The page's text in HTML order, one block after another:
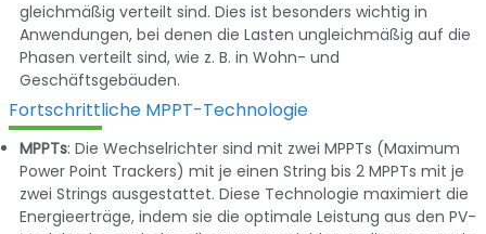
gleichmäßig verteilt sind. Dies ist besonders wichtig in
Anwendungen, bei denen die Lasten ungleichmäßig auf die
Phasen verteilt sind, wie z. B. in Wohn- und
Geschäftsgebäuden.
Fortschrittliche MPPT-Technologie
MPPTs: Die Wechselrichter sind mit zwei MPPTs (Maximum
Power Point Trackers) mit je einen String bis 2 MPPTs mit je
zwei Strings ausgestattet. Diese Technologie maximiert die
Energieerträge, indem sie die optimale Leistung aus den PV-